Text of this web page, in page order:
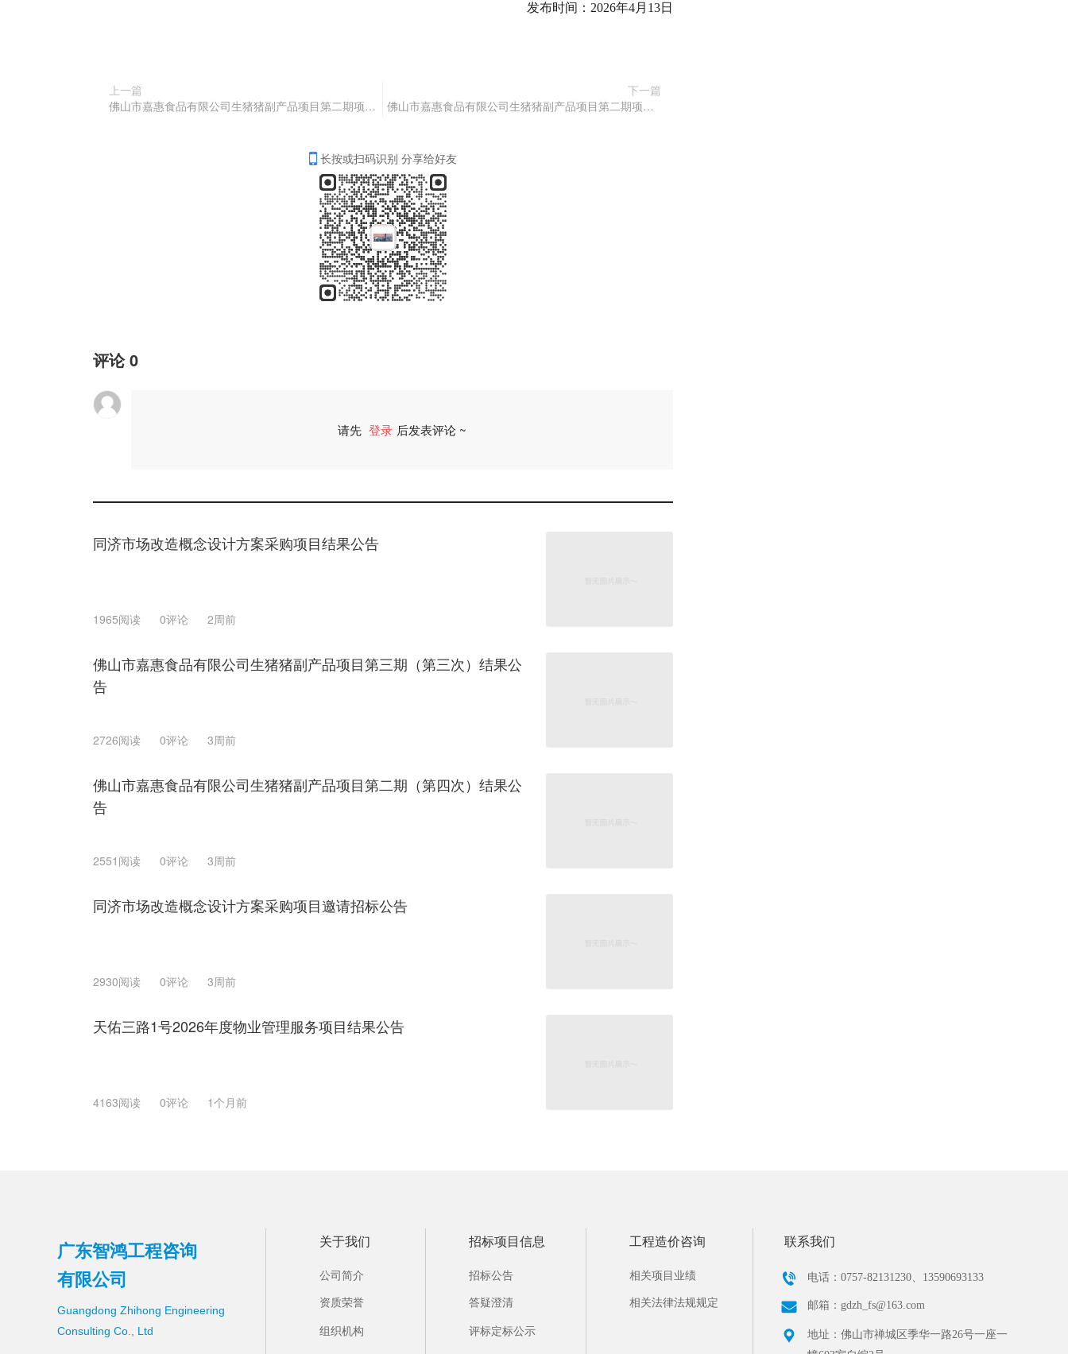
发布时间：2026年4月 13日
上一篇
佛山市嘉惠食品有限公司生猪猪副产品项目第二期项目废标公告
下一篇
佛山市嘉惠食品有限公司生猪猪副产品项目第二期项目竞价公告
长按或扫码识别 分享给好友
评论0
请先 登录 后发表评论 ~
同济市场改造概念设计方案采购项目结果公告
1965阅读 0评论 2周前
佛山市嘉惠食品有限公司生猪猪副产品项目第三期（第三次）结果公
告
2726阅读 0评论 3周前
佛山市嘉惠食品有限公司生猪猪副产品项目第二期（第四次）结果公
告
2551阅读 0评论 3周前
同济市场改造概念设计方案采购项目邀请招标公告
2930阅读 0评论 3周前
天佑三路1号2026年度物业管理服务项目结果公告
4163阅读 0评论 1个月前
广东智鸿工程咨询
有限公司
Guangdong Zhihong Engineering
Consulting Co., Ltd
关于我们
公司简介
资质荣誉
组织机构
招标项目信息
招标公告
答疑澄清
评标定标公示
工程造价咨询
相关项目业绩
相关法律法规规定
联系我们
电话：0757-82131230、13590693133
邮箱：gdzh_fs@163.com
地址：佛山市禅城区季华一路26号一座一